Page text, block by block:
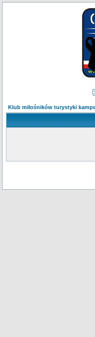
Klub miłośników turystyki